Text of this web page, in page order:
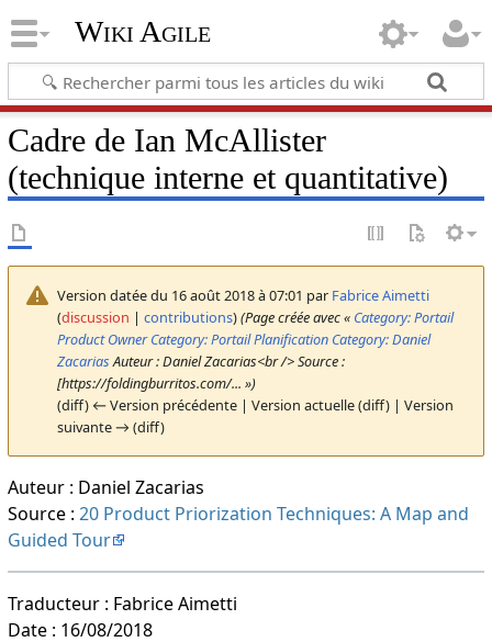
Wiki Agile
Cadre de Ian McAllister
(technique interne et quantitative)
Version datée du 16 août 2018 à 07:01 par Fabrice Aimetti
(discussion | contributions)(Page créée avec « Category: Portail
Product Owner Category: Portail Planification Category: Daniel
ZacariasAuteur : Daniel Zacarias<br /> Source :
[https://foldingburritos.com/... »)
(diff) ← Version précédente | Version actuelle (diff) | Version
suivante → (diff)
Auteur : Daniel Zacarias
Source : 20 Product Priorization Techniques: A Map and
Guided Tour
Traducteur : Fabrice Aimetti
Date : 16/08/2018